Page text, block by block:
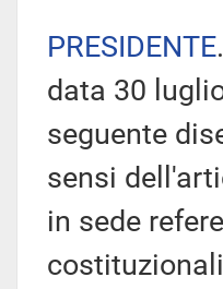
PRESIDENTE
data 30
seguente
sensi
in sede